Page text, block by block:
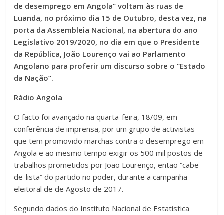
de desemprego em Angola” voltam às ruas de
Luanda, no próximo dia 15 de Outubro, desta vez, na
porta da Assembleia Nacional, na abertura do ano
Legislativo 2019/2020, no dia em que o Presidente
da República, João Lourenço vai ao Parlamento
Angolano para proferir um discurso sobre o “Estado
da Nação”.
Rádio Angola
O facto foi avançado na quarta-feira, 18/09, em
conferência de imprensa, por um grupo de activistas
que tem promovido marchas contra o desemprego em
Angola e ao mesmo tempo exigir os 500 mil postos de
trabalhos prometidos por João Lourenço, então “cabe-
de-lista” do partido no poder, durante a campanha
eleitoral de de Agosto de 2017.
Segundo dados do Instituto Nacional de Estatística